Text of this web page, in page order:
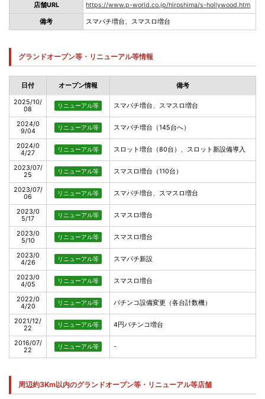
店舗URL https://www.p-world.co.jp/hiroshima/s-hollywood.htm
備考 スマパチ増台、スマスロ増台
グランドオープン等・リニューアル等情報
日付 オープン情報 備考
2025/10/
08
リニューアル等 スマパチ増台、スマスロ増台
2024/0
9/04
リニューアル等 スマパチ増台（145台へ）
2024/0
4/27
リニューアル等 スロット増台（80台）、スロット新設備導入
2023/07/
25
リニューアル等 スマスロ増台（110台）
2023/07/
06
リニューアル等 スマパチ増台、スマスロ増台
2023/0
5/17
リニューアル等 スマスロ増台
2023/0
5/10
リニューアル等 スマスロ増台
2023/0
4/26
リニューアル等 スマパチ新設
2023/0
4/05
リニューアル等 スマスロ増台
2022/0
4/20
リニューアル等 パチンコ設備変更（各台計数機）
2021/12/
22
リニューアル等 4円パチンコ増台
2016/07/
22
リニューアル等 -
周辺約3Km以内のグランドオープン等・リニューアル等店舗